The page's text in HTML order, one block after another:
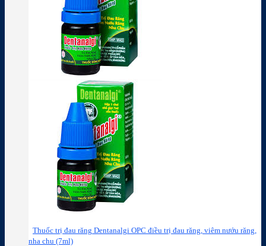
Thuốc trị đau răng Dentanalgi OPC điều trị đau răng, viêm nướu răng,
nha chu (7ml)